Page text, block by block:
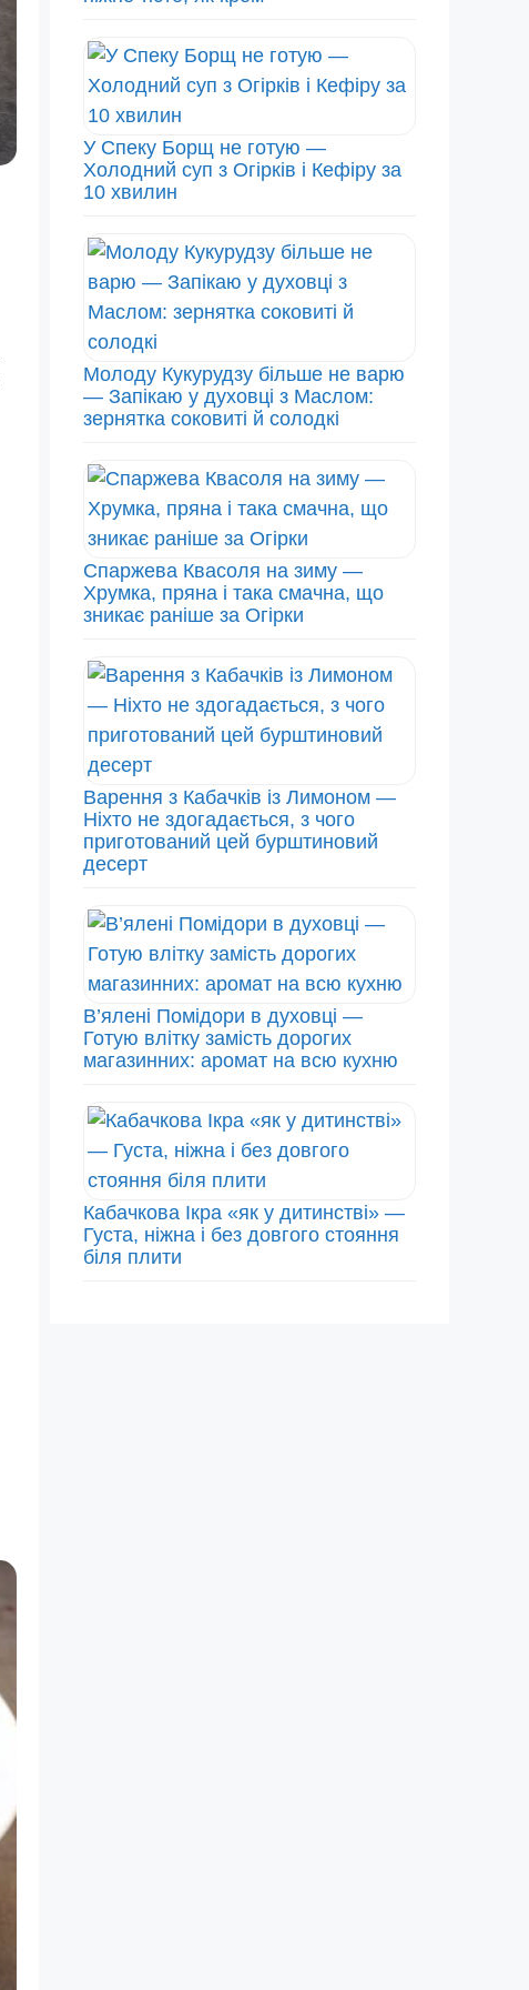
У Спеку Борщ не готую —
Холодний суп з Огірків і Кефіру за
10 хвилин
Молоду Кукурудзу більше не варю
— Запікаю у духовці з Маслом:
зернятка соковиті й солодкі
Спаржева Квасоля на зиму —
Хрумка, пряна і така смачна, що
зникає раніше за Огірки
Варення з Кабачків із Лимоном —
Ніхто не здогадається, з чого
приготований цей бурштиновий
десерт
В’ялені Помідори в духовці —
Готую влітку замість дорогих
магазинних: аромат на всю кухню
Кабачкова Ікра «як у дитинстві» —
Густа, ніжна і без довгого стояння
біля плити